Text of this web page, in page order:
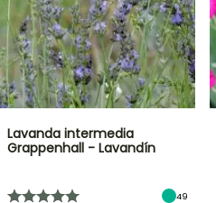
Lavanda intermedia
Grappenhall - Lavandín
49